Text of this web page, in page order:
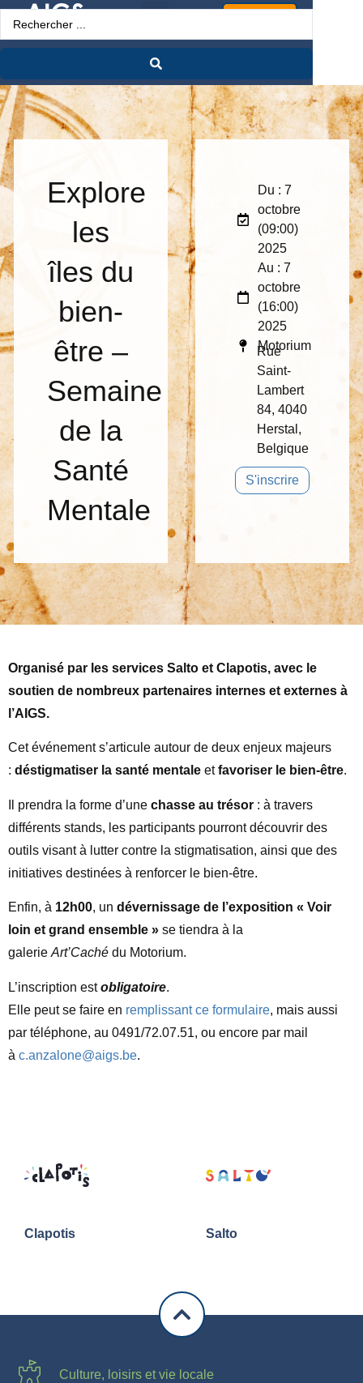
Explore
les
îles du
bien-
être –
Semaine
de la
Santé
Mentale
Du : 7
octobre
(09:00)
2025
Au : 7
octobre
(16:00)
2025
Motorium
Rue
Saint-
Lambert
84, 4040
Herstal,
Belgique
S'inscrire
Organisé par les services Salto et Clapotis, avec le
soutien de nombreux partenaires internes et externes à
l’AIGS.
Cet événement s’articule autour de deux enjeux majeurs
: déstigmatiser la santé mentale etfavoriser le bien-être.
Il prendra la forme d’une chasse au trésor : à travers
différents stands, les participants pourront découvrir des
outils visant à lutter contre la stigmatisation, ainsi que des
initiatives destinées à renforcer le bien-être.
Enfin, à 12h00, un dévernissage de l’exposition « Voir
loin et grand ensemble » se tiendra à la
galerie Art’Caché du Motorium.
L’inscription estobligatoire.
Elle peut se faire en remplissant ce formulaire, mais aussi
par téléphone, au 0491/72.07.51, ou encore par mail
à c.anzalone@aigs.be.
Clapotis Salto
Culture, loisirs et vie locale